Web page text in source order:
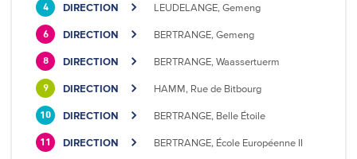
4 DIRECTION LEUDELANGE, Gemeng
6 DIRECTION BERTRANGE, Gemeng
8 DIRECTION BERTRANGE, Waassertuerm
9 DIRECTION HAMM, Rue de Bitbourg
10 DIRECTION BERTRANGE, Belle Étoile
11 DIRECTION BERTRANGE, École Européenne II